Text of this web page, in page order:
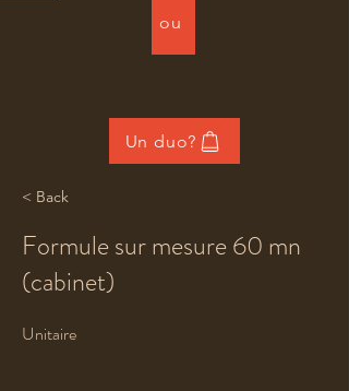
ou
Un duo?
< Back
Formule sur mesure 60 mn
(cabinet)
Unitaire